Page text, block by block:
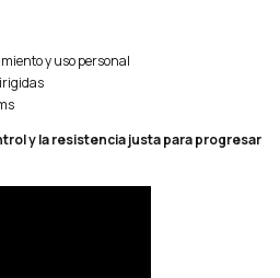
y uso personal
y la resistencia justa para progresar